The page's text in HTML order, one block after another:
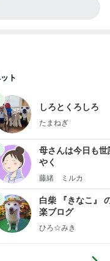
ト
しろとくろしろ
たまねぎ
母さんは今日も世
やく
藤緒 ミルカ
白柴 『きなこ』
楽ブログ
ひろ☆みき